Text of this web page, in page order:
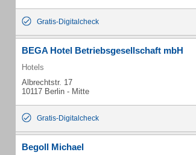
Gratis-Digitalcheck
BEGA Hotel Betriebsgesellschaft mbH
Hotels
Albrechtstr. 17
10117 Berlin - Mitte
Gratis-Digitalcheck
Begoll Michael